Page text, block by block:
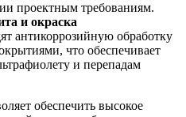
проектным требованиям.
и окраска
антикоррозийную обработку
что обеспечивает
и перепадам
обеспечить высокое